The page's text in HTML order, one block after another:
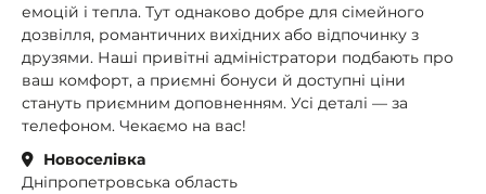
емоцій і тепла. Тут однаково добре для сімейного
дозвілля, романтичних вихідних або відпочинку з
друзями. Наші привітні адміністратори подбають про
ваш комфорт, а приємні бонуси й доступні ціни
стануть приємним доповненням. Усі деталі — за
телефоном. Чекаємо на вас!
Новоселівка
Дніпропетровська область